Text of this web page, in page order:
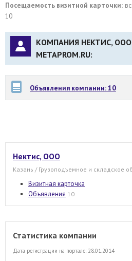
Посещаемость визитной карточки:
10
КОМПАНИЯ НЕКТИС,
METAPROM.RU:
Объявления компании: 10
Нектис, ООО
Казань / Грузоподъемное и складское
Визитная карточка
Объявления 10
Статистика компании
Дата регистрации на портале: 28.01.2014